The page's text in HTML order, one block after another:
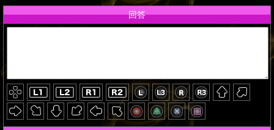
回答